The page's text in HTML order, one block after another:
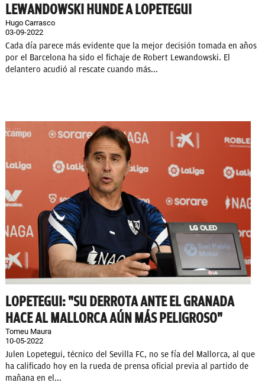
LEWANDOWSKI HUNDE A LOPETEGUI
Hugo Carrasco
03-09-2022
Cada día parece más evidente que la mejor decisión tomada en años
por el Barcelona ha sido el fichaje de Robert Lewandowski. El
delantero acudió al rescate cuando más...
LOPETEGUI: "SU DERROTA ANTE EL GRANADA
HACE AL MALLORCA AÚN MÁS PELIGROSO"
Tomeu Maura
10-05-2022
Julen Lopetegui, técnico del Sevilla FC, no se fía del Mallorca, al que
ha calificado hoy en la rueda de prensa oficial previa al partido de
mañana en el...